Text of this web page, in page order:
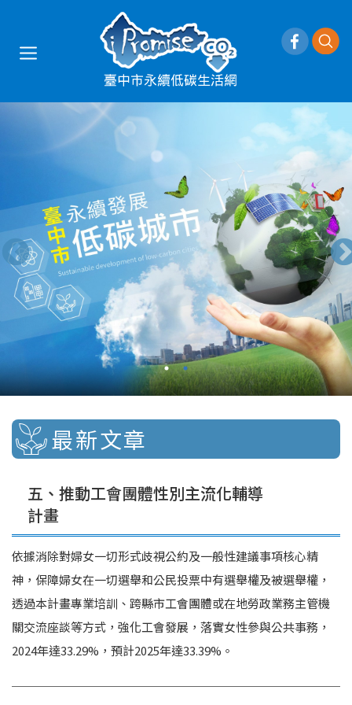
最新文章
五、推動工會團體性別主流化輔導
計畫
依據消除對婦女一切形式歧視公約及一般性建議事項核心精
神，保障婦女在一切選舉和公民投票中有選舉權及被選舉權，
透過本計畫專業培訓、跨縣市工會團體或在地勞政業務主管機
關交流座談等方式，強化工會發展，落實女性參與公共事務，
2024年達33.29%，預計2025年達33.39%。